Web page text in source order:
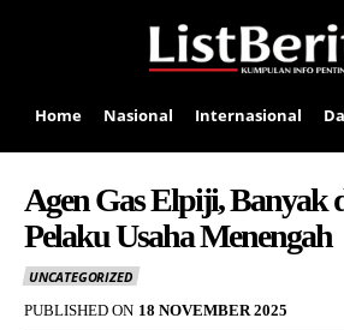
Home Nasional Internasional
Agen Gas Elpiji, Banyak
Pelaku Usaha Menengah
UNCATEGORIZED
PUBLISHED ON 18 NOVEMBER 2025